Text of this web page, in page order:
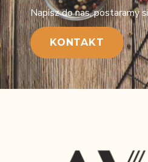
Napisz do nas, postaramy
KONTAKT